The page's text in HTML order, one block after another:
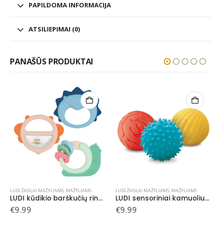
PAPILDOMA INFORMACIJA
ATSILIEPIMAI (0)
PANAŠŪS PRODUKTAI
LUDI ŽAISLAI MAŽYLIAMS,MAŽYLIAMS
€9.99
LUDI ŽAISLAI MAŽYLIAMS,MAŽYLIAMS
€13.99